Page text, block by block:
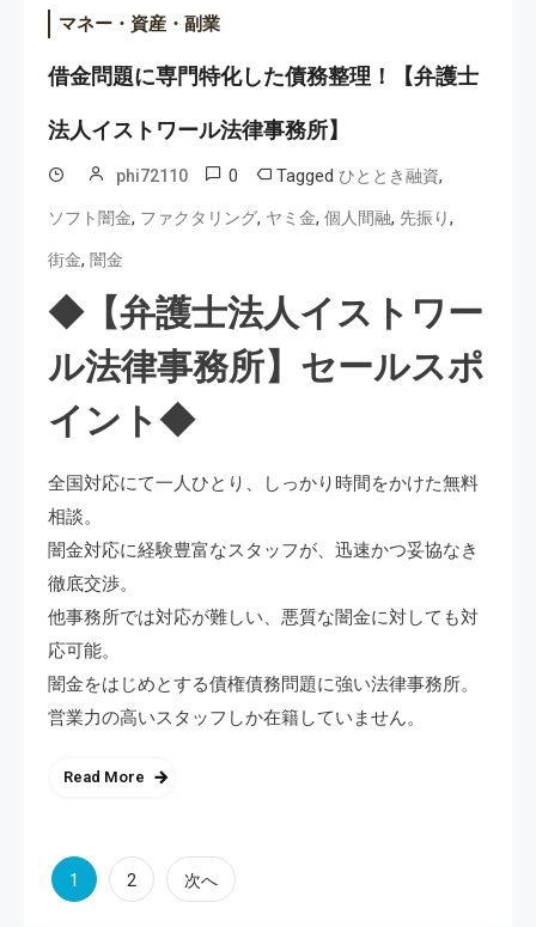
マネー・資産・副業
借金問題に専門特化した債務整理！【弁護士
法人イストワール法律事務所】
phi72110 0 Tagged ひととき融資,
ソフト闇金, ファクタリング, ヤミ金, 個人間融, 先振り,
街金, 闇金
◆【弁護士法人イストワー
ル法律事務所】セールスポ
イント◆
全国対応にて一人ひとり、しっかり時間をかけた無料
相談。
闇金対応に経験豊富なスタッフが、迅速かつ妥協なき
徹底交渉。
他事務所では対応が難しい、悪質な闇金に対しても対
応可能。
闇金をはじめとする債権債務問題に強い法律事務所。
営業力の高いスタッフしか在籍していません。
Read More
投1 2 次へ